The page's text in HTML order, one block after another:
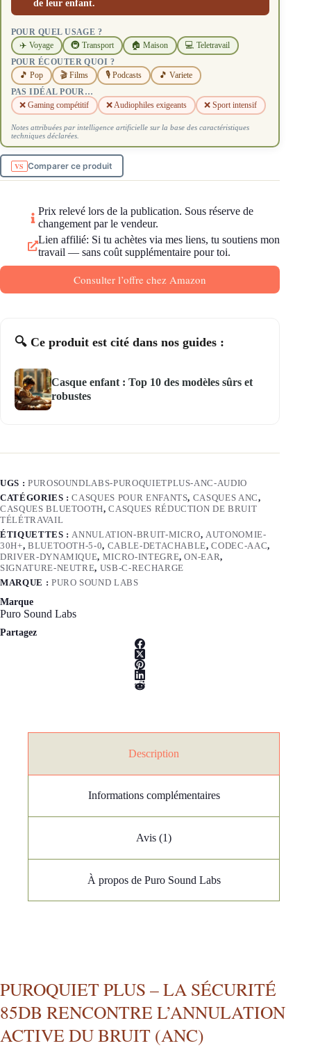
de leur enfant.
POUR QUEL USAGE ?
✈️ Voyage 🚇 Transport 🏠 Maison 💻 Teletravail
POUR ÉCOUTER QUOI ?
🎵 Pop 🎬 Films 🎙️ Podcasts 🎵 Variete
PAS IDÉAL POUR…
❌ Gaming compétitif ❌ Audiophiles exigeants ❌ Sport intensif
Notes attribuées par intelligence artificielle sur la base des caractéristiques
techniques déclarées.
Comparer ce produit
Prix relevé lors de la publication. Sous réserve de
changement par le vendeur.
Lien affilié: Si tu achètes via mes liens, tu soutiens mon
travail — sans coût supplémentaire pour toi.
Consulter l’offre chez Amazon
🔍 Ce produit est cité dans nos guides :
Casque enfant : Top 10 des modèles sûrs et
robustes
UGS : PUROSOUNDLABS-PUROQUIETPLUS-ANC-AUDIO
CATÉGORIES :CASQUES POUR ENFANTS, CASQUES ANC,
CASQUES BLUETOOTH,CASQUES RÉDUCTION DE BRUIT
TÉLÉTRAVAIL
ÉTIQUETTES : ANNULATION-BRUIT-MICRO, AUTONOMIE-
30H+, BLUETOOTH-5-0, CABLE-DETACHABLE,CODEC-AAC,
DRIVER-DYNAMIQUE, MICRO-INTEGRE,ON-EAR,
SIGNATURE-NEUTRE, USB-C-RECHARGE
MARQUE : PURO SOUND LABS
Marque
Puro Sound Labs
Partagez
Description
Informations complémentaires
Avis (1)
À propos de Puro Sound Labs
PUROQUIET PLUS – LA SÉCURITÉ
85DB RENCONTRE L’ANNULATION
ACTIVE DU BRUIT (ANC)